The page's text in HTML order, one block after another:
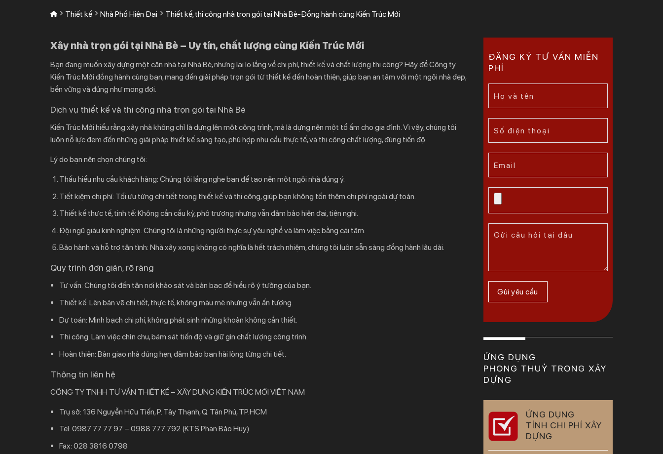
Thiết kế Nhà Phố Hiện Đại Thiết kế, thi công nhà trọn gói tại Nhà Bè-Đồng hành cùng Kiến Trúc Mới
Xây nhà trọn gói tại Nhà Bè – Uy tín, chất lượng cùng Kiến Trúc Mới
Bạn đang muốn xây dựng một căn nhà tại Nhà Bè, nhưng lại lo lắng về chi phí, thiết kế và chất lượng thi công? Hãy đểCông ty
Kiến Trúc Mới đồng hành cùng bạn, mang đến giải pháp trọn gói từ thiết kế đến hoàn thiện, giúp bạn an tâm với một ngôi nhà đẹp,
bền vững và đúng như mong đợi.
Dịch vụ thiết kế và thi công nhà trọn gói tại Nhà Bè
Kiến Trúc Mới hiểu rằng xây nhà không chỉ là dựng lên một công trình, mà là dựng nên một tổ ấm cho gia đình. Vì vậy, chúng tôi
luôn nỗ lực đem đến những giải pháp thiết kế sáng tạo, phù hợp nhu cầu thực tế, và thi công chất lượng, đúng tiến độ.
Lý do bạn nên chọn chúng tôi:
Thấu hiểu nhu cầu khách hàng: Chúng tôi lắng nghe bạn để tạo nên một ngôi nhà đúng ý.
Tiết kiệm chi phí: Tối ưu từng chi tiết trong thiết kế và thi công, giúp bạn không tốn thêm chi phí ngoài dự toán.
Thiết kế thực tế, tinh tế: Không cần cầu kỳ, phô trương nhưng vẫn đảm bảo hiện đại, tiện nghi.
Đội ngũ giàu kinh nghiệm: Chúng tôi là những người thực sự yêu nghề và làm việc bằng cái tâm.
Bảo hành và hỗ trợ tận tình: Nhà xây xong không có nghĩa là hết trách nhiệm, chúng tôi luôn sẵn sàng đồng hành lâu dài.
Quy trình đơn giản, rõ ràng
Tư vấn: Chúng tôi đến tận nơi khảo sát và bàn bạc để hiểu rõ ý tưởng của bạn.
Thiết kế: Lên bản vẽ chi tiết, thực tế, không màu mè nhưng vẫn ấn tượng.
Dự toán: Minh bạch chi phí, không phát sinh những khoản không cần thiết.
Thi công: Làm việc chỉn chu, bám sát tiến độ và giữ gìn chất lượng công trình.
Hoàn thiện: Bàn giao nhà đúng hẹn, đảm bảo bạn hài lòng từng chi tiết.
Thông tin liên hệ
CÔNG TY TNHH TƯ VẤN THIẾT KẾ – XÂY DỰNG KIẾN TRÚC MỚI VIỆT NAM
Trụ sở: 136 Nguyễn Hữu Tiến, P. Tây Thạnh, Q. Tân Phú, TP.HCM
Tel: 0987 77 77 97 – 0988 777 792 (KTS Phan Bảo Huy)
Fax: 028 3816 0798
ĐĂNG KÝ TƯ VẤN MIỄN
PHÍ
ỨNG DỤNG
PHONG THUỶ TRONG XÂY
DỰNG
ỨNG DỤNG
TÍNH CHI PHÍ XÂY
DỰNG